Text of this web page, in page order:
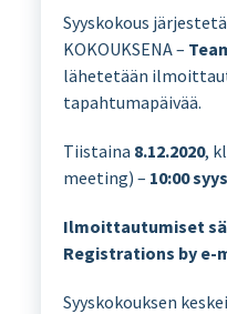
Syyskokous
KOKOUKSENA –
lähetetään
tapahtumapäivää.
Tiistaina 8.12.2020,
meeting) – 10:00
Ilmoittautumiset
Registrations by e-
Syyskokouksen